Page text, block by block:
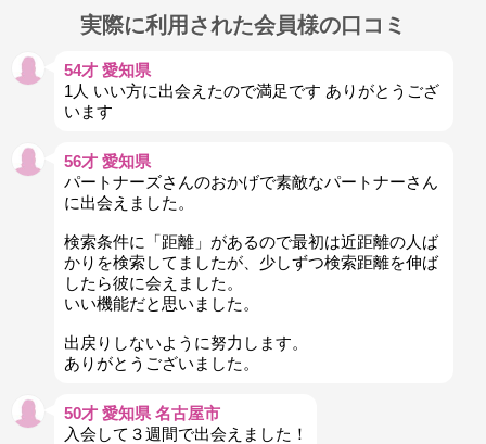
実際に利用された会員様の口コミ
54才 愛知県
1人 いい方に出会えたので満足です ありがとうござ
います
56才 愛知県
パートナーズさんのおかげで素敵なパートナーさん
に出会えました。
検索条件に「距離」があるので最初は近距離の人ば
かりを検索してましたが、少しずつ検索距離を伸ば
したら彼に会えました。
いい機能だと思いました。
出戻りしないように努力します。
ありがとうございました。
50才 愛知県 名古屋市
入会して３週間で出会えました！